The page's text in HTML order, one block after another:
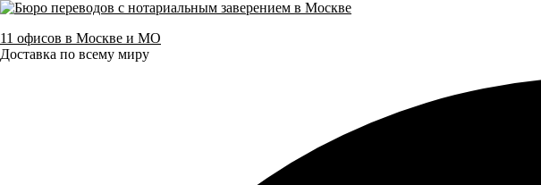
11 офисов в Москве и МО
Доставка по всему миру